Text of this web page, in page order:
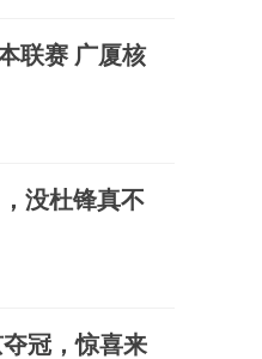
联赛 广厦核
没杜锋真不
冠，惊喜来